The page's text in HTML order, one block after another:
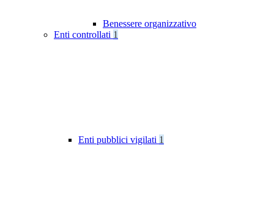
Benessere organizzativo
Enti controllati 1
Enti pubblici vigilati 1